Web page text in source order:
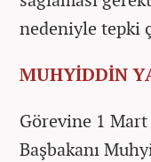
nedeniyle tepki
MUHYİDDİN
Görevine 1
Başbakanı